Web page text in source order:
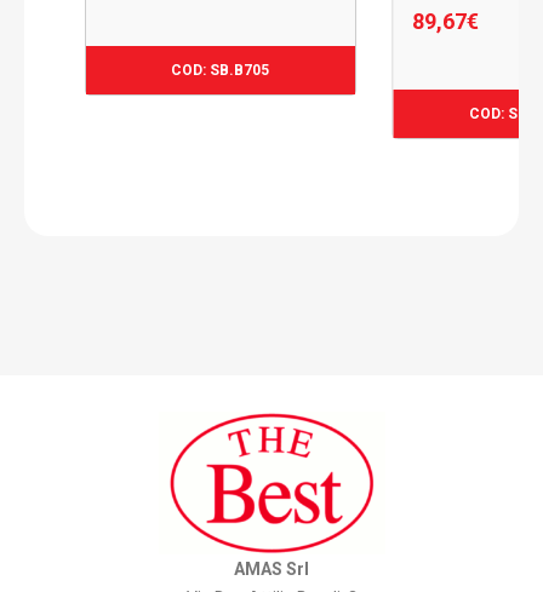
COD: SB.B705
89,67€
COD:
€
AMAS Srl